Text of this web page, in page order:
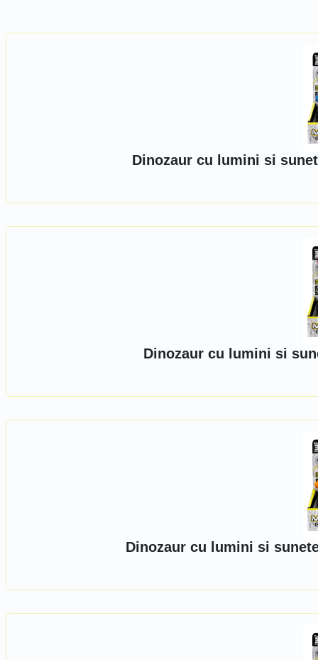
Dinozaur cu lumini si
Dinozaur cu lumini si
Dinozaur cu lumini si